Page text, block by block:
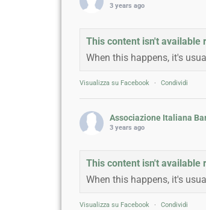
3 years ago
This content isn't available
When this happens, it's
Visualizza su Facebook · Condividi
Associazione Italiana
3 years ago
This content isn't available
When this happens, it's
Visualizza su Facebook · Condividi